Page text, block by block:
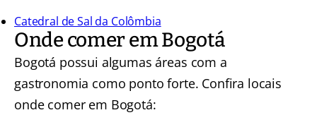
Catedral de Sal da Colômbia
Onde comer em Bogotá
Bogotá possui algumas áreas com a
gastronomia como ponto forte. Confira locais
onde comer em Bogotá: